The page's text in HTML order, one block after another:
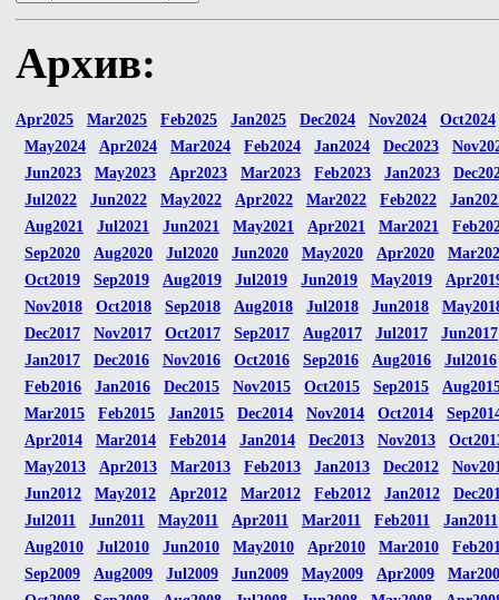
Архив:
Apr2025 Mar2025 Feb2025 Jan2025 Dec2024 Nov2024
Oct2024
May2024
Apr2024 Mar2024 Feb2024 Jan2024 Dec2023
Jun2023
May2023 Apr2023 Mar2023 Feb2023 Jan2023
Jul2022
Jun2022 May2022 Apr2022 Mar2022 Feb2022
Aug2021
Jul2021 Jun2021 May2021 Apr2021 Mar2021
Sep2020
Aug2020 Jul2020 Jun2020 May2020 Apr2020
Oct2019
Sep2019 Aug2019 Jul2019 Jun2019 May2019
Nov2018
Oct2018 Sep2018 Aug2018 Jul2018 Jun2018
Dec2017
Nov2017 Oct2017 Sep2017 Aug2017 Jul2017
Jun2017
Jan2017
Dec2016 Nov2016 Oct2016 Sep2016 Aug2016
Jul2016
Feb2016
Jan2016 Dec2015 Nov2015 Oct2015 Sep2015
Mar2015
Feb2015 Jan2015 Dec2014 Nov2014 Oct2014
Apr2014
Mar2014 Feb2014 Jan2014 Dec2013 Nov2013
May2013
Apr2013 Mar2013 Feb2013 Jan2013 Dec2012
Jun2012
May2012 Apr2012 Mar2012 Feb2012 Jan2012
Jul2011
Jun2011 May2011 Apr2011 Mar2011 Feb2011
Jan2011
Aug2010
Jul2010 Jun2010 May2010 Apr2010 Mar2010
Sep2009
Aug2009 Jul2009 Jun2009 May2009 Apr2009